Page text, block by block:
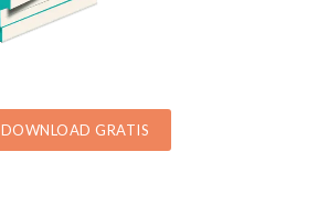
DOWNLOAD GRATIS